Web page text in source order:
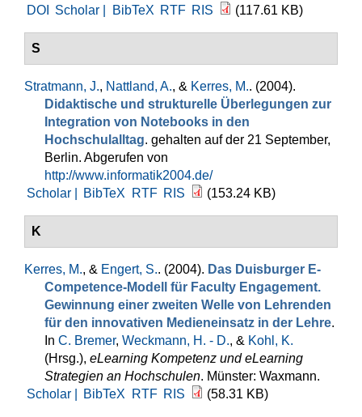
DOI
Scholar | BibTeX RTF RIS (117.61 KB)
S
Stratmann, J., Nattland, A., & Kerres, M.. (2004).
Didaktische und strukturelle Überlegungen zur
Integration von Notebooks in den
Hochschulalltag. gehalten auf der 21 September,
Berlin. Abgerufen von
http://www.informatik2004.de/
Scholar |
BibTeX RTF RIS (153.24 KB)
K
Kerres, M., & Engert, S.. (2004). Das Duisburger E-
Competence-Modell für Faculty Engagement.
Gewinnung einer zweiten Welle von Lehrenden
für den innovativen Medieneinsatz in der Lehre.
In C. Bremer, Weckmann, H. - D., & Kohl, K.
(Hrsg.), eLearning Kompetenz und eLearning
Strategien an Hochschulen. Münster: Waxmann.
Scholar |
BibTeX RTF RIS (58.31 KB)